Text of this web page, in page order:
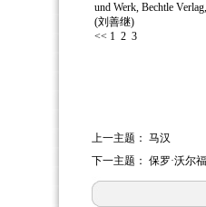
und Werk, Bechtle
(刘善继)
<< 1 23
上一主题： 马汉
下一主题： 保罗·沃尔